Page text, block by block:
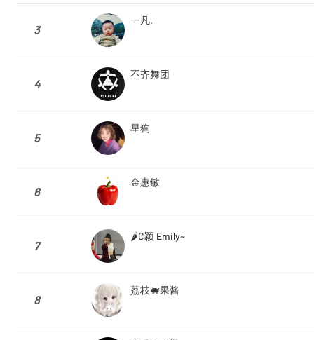
3
一凡.
4
不齐舞团
5
星狗
6
金惠敏
7
🌶️C颖 Emily~
8
荔枝🐖果酱